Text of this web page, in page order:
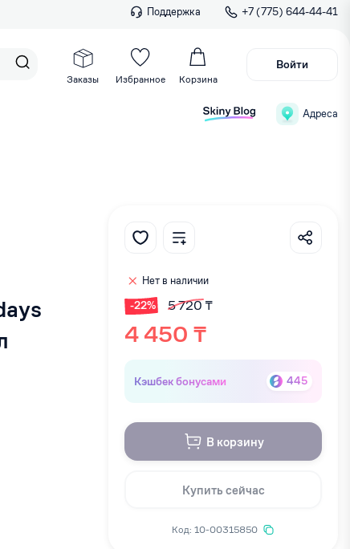
Поддержка +7 (775) 644-44-41
Заказы Избранное Корзина
Войти
Адреса
Нет в наличии
-22%
5 720 ₸
4 450 ₸
Кэшбек бонусами 445
В корзину
Купить сейчас
Код: 10-00315850